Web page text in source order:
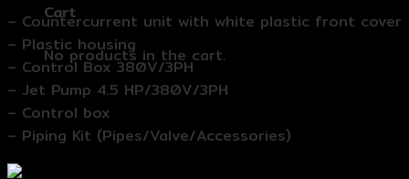
Cart
No products in the cart.
– Countercurrent unit with white plastic front cover
– Plastic housing
– Control Box 380V/3PH
– Jet Pump 4.5 HP/380V/3PH
– Control box
– Piping Kit (Pipes/Valve/Accessories)